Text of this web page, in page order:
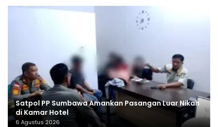
Satpol PP Sumbawa Amankan Pasangan Luar Nikah
di Kamar Hotel
6 Agustus 2026